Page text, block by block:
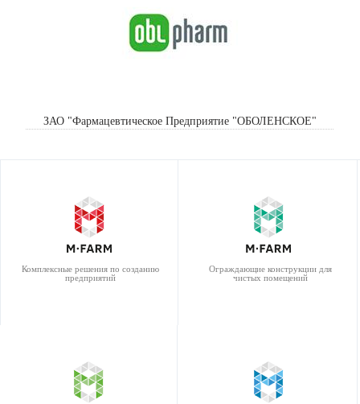
ЗАО "Фармацевтическое Предприятие "ОБОЛЕНСКОЕ"
Комплексные решения по созданию
предприятий
Ограждающие конструкции для
чистых помещений